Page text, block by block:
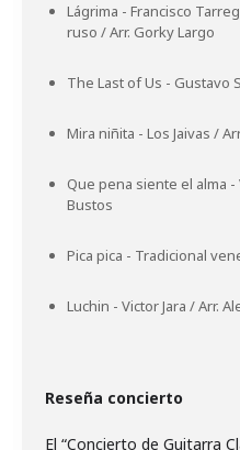
Lágrima - Francisco
ruso / Arr. Gorky Largo
The Last of Us - Gustavo
Mira niñita - Los Jaivas /
Que pena siente el alma -
Bustos
Pica pica - Tradicional
Luchin - Victor Jara / Arr.
Reseña concierto
El “Concierto de Guitarra